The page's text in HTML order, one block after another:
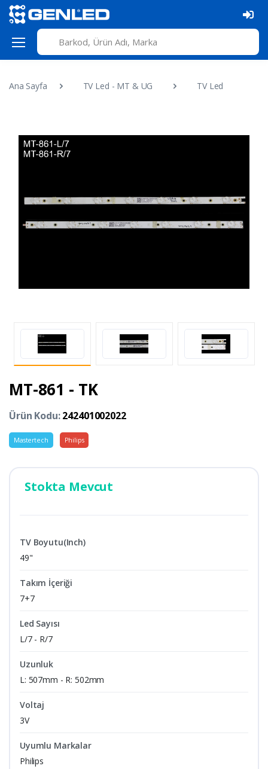
Ana Sayfa TV Led - MT & UG TV Led
MT-861 - TK
Ürün Kodu:242401002022
Mastertech Philips
Stokta Mevcut
TV Boyutu(Inch)
49"
Takım İçeriği
7+7
Led Sayısı
L/7 - R/7
Uzunluk
L: 507mm - R: 502mm
Voltaj
3V
Uyumlu Markalar
Philips